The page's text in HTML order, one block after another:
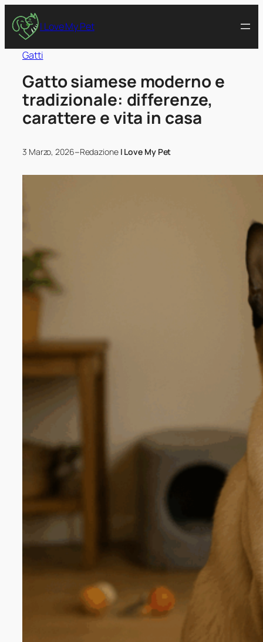
I Love My Pet
Gatti
Gatto siamese moderno e
tradizionale: differenze,
carattere e vita in casa
3 Marzo, 2026–Redazione I Love My Pet